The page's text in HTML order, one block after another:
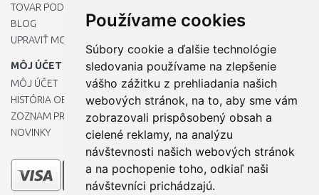
Používame cookies
Súbory cookie a ďalšie technológie
sledovania používame na zlepšenie
vášho zážitku z prehliadania našich
webových stránok, na to, aby sme vám
zobrazovali prispôsobený obsah a
cielené reklamy, na analýzu
návštevnosti našich webových stránok
a na pochopenie toho, odkiaľ naši
návštevníci prichádzajú.
TOVAR PODĽA ZNAČIEK
BLOG
UPRAVIŤ MOJE PREDVOĽBY COOKIES
MÔJ ÚČET
MÔJ ÚČET
HISTÓRIA OBJEDNÁVOK
ZOZNAM PRIANÍ
NOVINKY